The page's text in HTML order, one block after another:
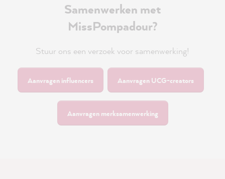
Samenwerken met
MissPompadour?
Stuur ons een verzoek voor samenwerking!
Aanvragen influencers Aanvragen UCG-creators
Aanvragen merksamenwerking